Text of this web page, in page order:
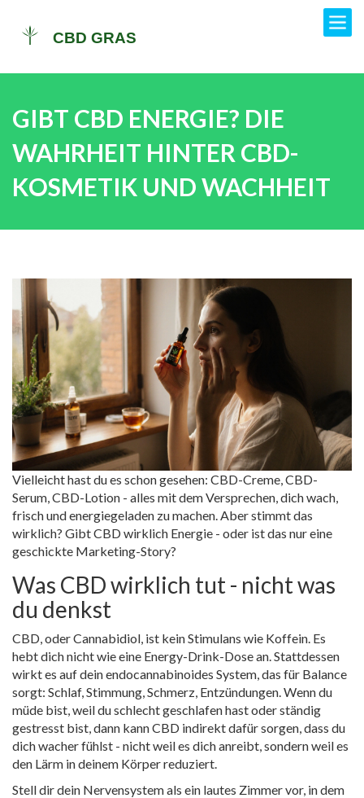
GIBT CBD ENERGIE? DIE
WAHRHEIT HINTER CBD-
KOSMETIK UND WACHHEIT
Vielleicht hast du es schon gesehen: CBD-Creme, CBD-
Serum, CBD-Lotion - alles mit dem Versprechen, dich wach,
frisch und energiegeladen zu machen. Aber stimmt das
wirklich? Gibt CBD wirklich Energie - oder ist das nur eine
geschickte Marketing-Story?
Was CBD wirklich tut - nicht was
du denkst
CBD, oder Cannabidiol, ist kein Stimulans wie Koffein. Es
hebt dich nicht wie eine Energy-Drink-Dose an. Stattdessen
wirkt es auf dein endocanna­binoides System, das für Balance
sorgt: Schlaf, Stimmung, Schmerz, Entzündungen. Wenn du
müde bist, weil du schlecht geschlafen hast oder ständig
gestresst bist, dann kann CBD indirekt dafür sorgen, dass du
dich wacher fühlst - nicht weil es dich anreibt, sondern weil es
den Lärm in deinem Körper reduziert.
Stell dir dein Nervensystem als ein lautes Zimmer vor, in dem